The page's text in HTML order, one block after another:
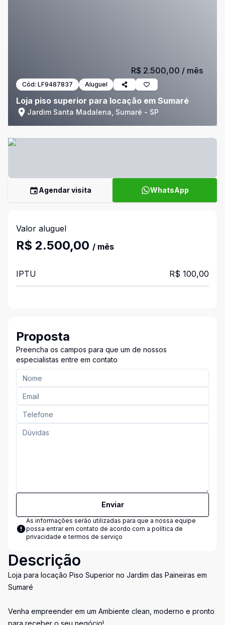
Cód: LF9487837 Aluguel
Loja piso superior para locação em Sumaré
Jardim Santa Madalena, Sumaré - SP
R$ 2.500,00 / mês
Agendar visita WhatsApp
Valor aluguel
R$ 2.500,00 / mês
IPTU R$ 100,00
Proposta
Preencha os campos para que um de nossos
especialistas entre em contato
Enviar
As informações serão utilizadas para que a nossa equipe
possa entrar em contato de acordo com a política de
privacidade e termos de serviço
Descrição
Loja para locação Piso Superior no Jardim das Paineiras em
Sumaré
Venha empreender em um Ambiente clean, moderno e pronto
para receber o seu negócio!